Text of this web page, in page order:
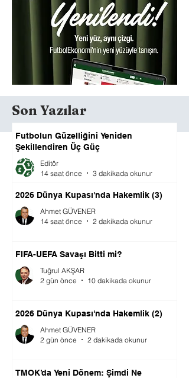
Son Yazılar
Futbolun Güzelliğini Yeniden
Şekillendiren Üç Güç
Editör
14 saat önce
3 dakikada okunur
2026 Dünya Kupası'nda Hakemlik (3)
Ahmet GÜVENER
14 saat önce
2 dakikada okunur
FIFA-UEFA Savaşı Bitti mi?
Tuğrul AKŞAR
2 gün önce
10 dakikada okunur
2026 Dünya Kupası'nda Hakemlik (2)
Ahmet GÜVENER
2 gün önce
2 dakikada okunur
TMOK’da Yeni Dönem: Şimdi Ne